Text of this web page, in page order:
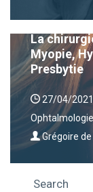
La
Myopie,
Presbytie
27/04/2021
Ophtalmologie
Grégoire
Search